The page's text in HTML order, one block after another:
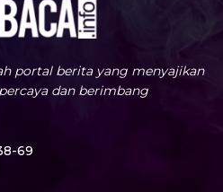
portal berita yang menyajikan
dan berimbang
69